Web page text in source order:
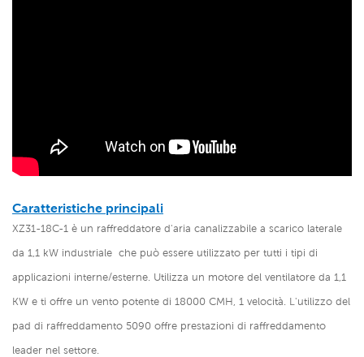
Caratteristiche principali
XZ31-18C-1 è un raffreddatore d'aria canalizzabile a scarico laterale
da 1,1 kW industriale che può essere utilizzato per tutti i tipi di
applicazioni interne/esterne. Utilizza un motore del ventilatore da 1,1
KW e ti offre un vento potente di 18000 CMH, 1 velocità. L'utilizzo del
pad di raffreddamento 5090 offre prestazioni di raffreddamento
leader nel settore.